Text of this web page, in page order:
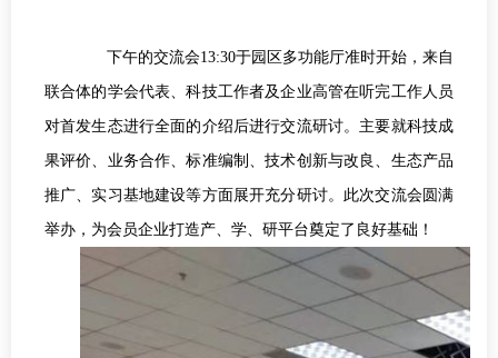
下午的交流会13:30于园区多功能厅准时开始，来自
联合体的学会代表、科技工作者及企业高管在听完工作人员
对首发生态进行全面的介绍后进行交流研讨。主要就科技成
果评价、业务合作、标准编制、技术创新与改良、生态产品
推广、实习基地建设等方面展开充分研讨。此次交流会圆满
举办，为会员企业打造产、学、研平台奠定了良好基础！